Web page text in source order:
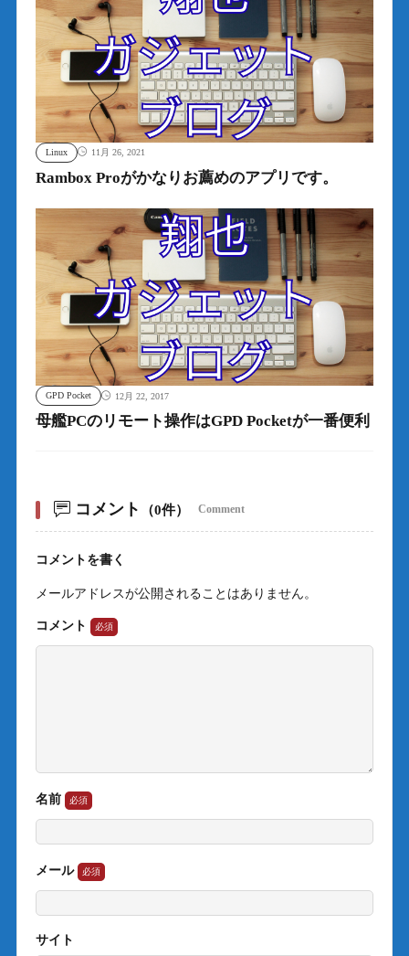
Linux 11月 26, 2021
Rambox Proがかなりお薦めのアプリです。
GPD Pocket 12月 22, 2017
母艦PCのリモート操作はGPD Pocketが一番便利
コメント （0件） Comment
コメントを書く
メールアドレスが公開されることはありません。
コメント
名前
メール
サイト